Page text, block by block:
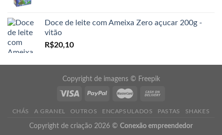
Doce de leite com Ameixa Zero açucar 200g -
vitão
R$20,10
Copyright de imagens © Freepik
CHÁS A GRANEL OUTROS ENCAPSULADOS PASTAS SHAKES
Copyright de criação 2026 © Conexão empreendedor